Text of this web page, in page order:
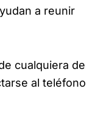
a reunir
cualquiera de
al teléfono